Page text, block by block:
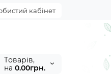
кабінет
Tоварів,
на 0.00грн.